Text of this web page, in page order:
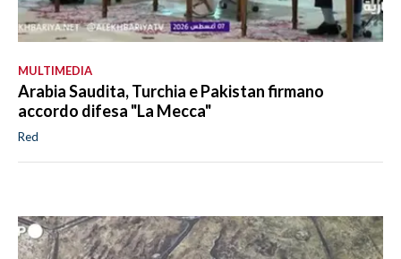
MULTIMEDIA
Arabia Saudita, Turchia e Pakistan firmano
accordo difesa "La Mecca"
Red